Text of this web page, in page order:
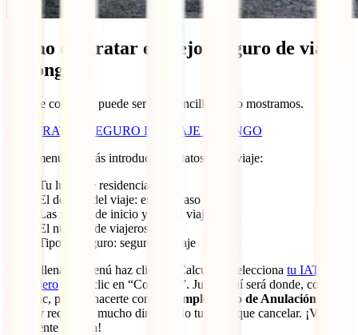
Cómo contratar el mejor seguro de viaje
a Congo
Hacerte con él no puede ser más sencillo. Te lo mostramos.
CONTRATAR SEGURO DE VIAJE A CONGO
En el menú deberás introducir los datos de tu viaje:
Tu lugar de residencia
El destino del viaje: en este caso Congo
Las fechas de inicio y fin del viaje
El número de viajeros
Tipo de seguro: seguro de viaje
Tras rellenar el menú haz clic en “Calcular”, selecciona tu IATI
Mochilero y haz clic en “Contratar”. Justo aquí será donde, con un
solo clic, puedas hacerte con tu
Complemento de Anulación de
y recuperar mucho dinero si lo tuvieras que cancelar. ¡Vale
totalmente la pena!